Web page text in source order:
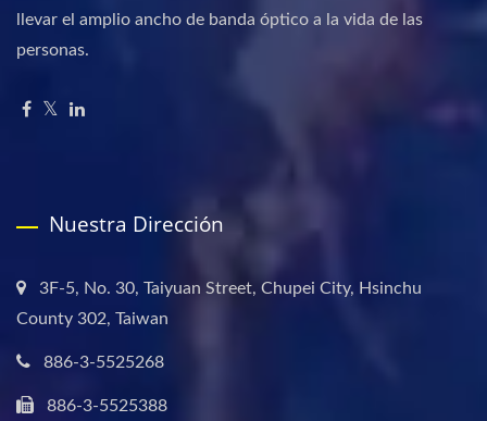
llevar el amplio ancho de banda óptico a la vida de las
personas.
Nuestra Dirección
3F-5, No. 30, Taiyuan Street, Chupei City, Hsinchu
County 302, Taiwan
886-3-5525268
886-3-5525388